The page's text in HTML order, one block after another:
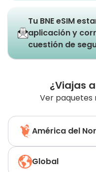
Tu BNE eSIM
aplicación y
cuestión de
¿Viajas
Ver paquetes
América del
Global